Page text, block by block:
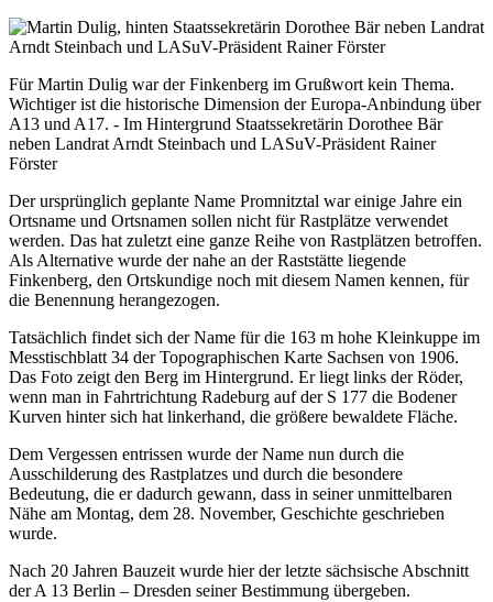
Für Martin Dulig war der Finkenberg im Grußwort kein Thema.
Wichtiger ist die historische Dimension der Europa-Anbindung über
A13 und A17. - Im Hintergrund Staatssekretärin Dorothee Bär
neben Landrat Arndt Steinbach und LASuV-Präsident Rainer
Förster
Der ursprünglich geplante Name Promnitztal war einige Jahre ein
Ortsname und Ortsnamen sollen nicht für Rastplätze verwendet
werden. Das hat zuletzt eine ganze Reihe von Rastplätzen betroffen.
Als Alternative wurde der nahe an der Raststätte liegende
Finkenberg, den Ortskundige noch mit diesem Namen kennen, für
die Benennung herangezogen.
Tatsächlich findet sich der Name für die 163 m hohe Kleinkuppe im
Messtischblatt 34 der Topographischen Karte Sachsen von 1906.
Das Foto zeigt den Berg im Hintergrund. Er liegt links der Röder,
wenn man in Fahrtrichtung Radeburg auf der S 177 die Bodener
Kurven hinter sich hat linkerhand, die größere bewaldete Fläche.
Dem Vergessen entrissen wurde der Name nun durch die
Ausschilderung des Rastplatzes und durch die besondere
Bedeutung, die er dadurch gewann, dass in seiner unmittelbaren
Nähe am Montag, dem 28. November, Geschichte geschrieben
wurde.
Nach 20 Jahren Bauzeit wurde hier der letzte sächsische Abschnitt
der A 13 Berlin – Dresden seiner Bestimmung übergeben.